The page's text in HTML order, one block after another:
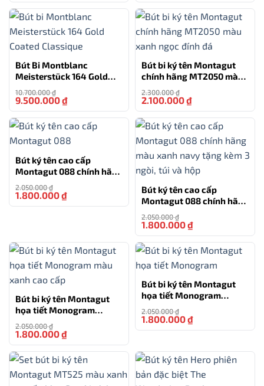
1 Bút ký Picasso 717RB
1 Hộp 3 ruột bút bi Picasso
1 Hộp đựng quà chủ đề Thiên Văn
Kích thước: 11,5x19cm
Màu sắc bút: Hồng
Bút bi Picasso 717 RB màu trắng chính hãng kèm hộp và túi
Bút Bi Montblanc
Meisterstück 164 Gold
Coated Classique
10.700.000₫
9.500.000₫
Bút bi ký tên Montagut
chính hãng MT2050 màu
xanh ngọc đính đá
2.300.000₫
2.100.000₫
Bút ký tên cao cấp
Montagut 088 chính hãng
màu đen tặng kèm 3 ngòi,
túi và hộp
2.050.000₫
1.800.000₫
Bút ký tên cao cấp
Montagut 088 chính hãng
màu xanh navy tặng kèm
3 ngòi, túi và hộp
2.050.000₫
1.800.000₫
Bút bi ký tên Montagut
họa tiết Monogram
MT810 màu xanh cao cấp
2.050.000₫
1.800.000₫
Bút bi ký tên Montagut
họa tiết Monogram
MT810 cao cấp (màu đen)
2.050.000₫
1.800.000₫